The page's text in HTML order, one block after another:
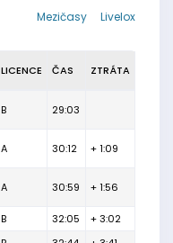
Livelox
Mezičasy
LICENCE ČAS ZTRÁTA
B 29:03
A 30:12 + 1:09
A 30:59 + 1:56
B 32:05
+ 3:02